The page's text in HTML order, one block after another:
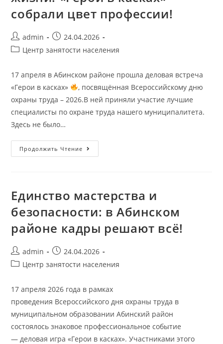
собрали цвет профессии!
admin
24.04.2026
Центр занятости населения
17 апреля в Абинском районе прошла деловая встреча
«Герои в касках»
, посвящённая Всероссийскому дню
охраны труда – 2026.В ней приняли участие лучшие
специалисты по охране труда нашего муниципалитета.
Здесь не было…
Продолжить Чтение
Единство мастерства и
безопасности: в Абинском
районе кадры решают всё!
admin
24.04.2026
Центр занятости населения
17 апреля 2026 года в рамках
проведения Всероссийского дня охраны труда в
муниципальном образовании Абинский район
состоялось знаковое профессиональное событие
— деловая игра «Герои в касках». Участниками этого